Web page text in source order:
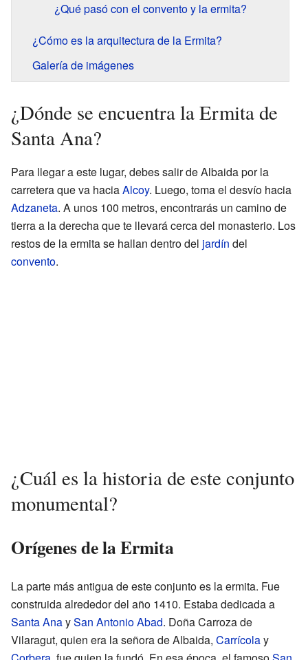
¿Qué pasó con el convento y la ermita?
¿Cómo es la arquitectura de la Ermita?
Galería de imágenes
¿Dónde se encuentra la Ermita de
Santa Ana?
Para llegar a este lugar, debes salir de Albaida por la
carretera que va haciaAlcoy. Luego, toma el desvío hacia
Adzaneta. A unos 100 metros, encontrarás un camino de
tierra a la derecha que te llevará cerca del monasterio. Los
restos de la ermita se hallan dentro del jardín del
convento.
¿Cuál es la historia de este conjunto
monumental?
Orígenes de la Ermita
La parte más antigua de este conjunto es la ermita. Fue
construida alrededor del año 1410. Estaba dedicada a
Santa AnaySan Antonio Abad. Doña Carroza de
Vilaragut, quien era la señora de Albaida, Carrícolay